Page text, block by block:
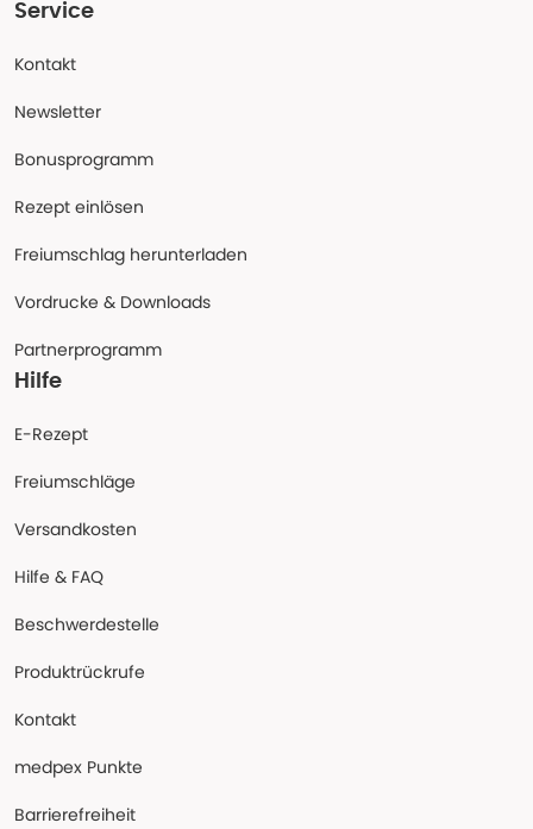
Service
Kontakt
Newsletter
Bonusprogramm
Rezept einlösen
Freiumschlag herunterladen
Vordrucke & Downloads
Partnerprogramm
Hilfe
E-Rezept
Freiumschläge
Versandkosten
Hilfe & FAQ
Beschwerdestelle
Produktrückrufe
Kontakt
medpex Punkte
Barrierefreiheit